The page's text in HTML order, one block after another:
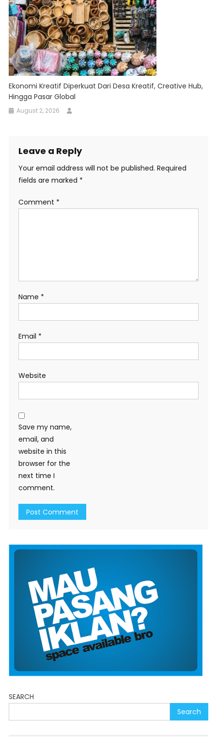
Ekonomi Kreatif Diperkuat Dari Desa Kreatif, Creative Hub,
Hingga Pasar Global
August 2, 2026
Leave a Reply
Your email address will not be published. Required
fields are marked *
Comment *
Name *
Email *
Website
Save my name,
email, and
website in this
browser for the
next time I
comment.
SEARCH
Search